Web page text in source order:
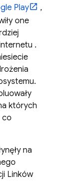
Play
,
one
.
których
co
na
Linków